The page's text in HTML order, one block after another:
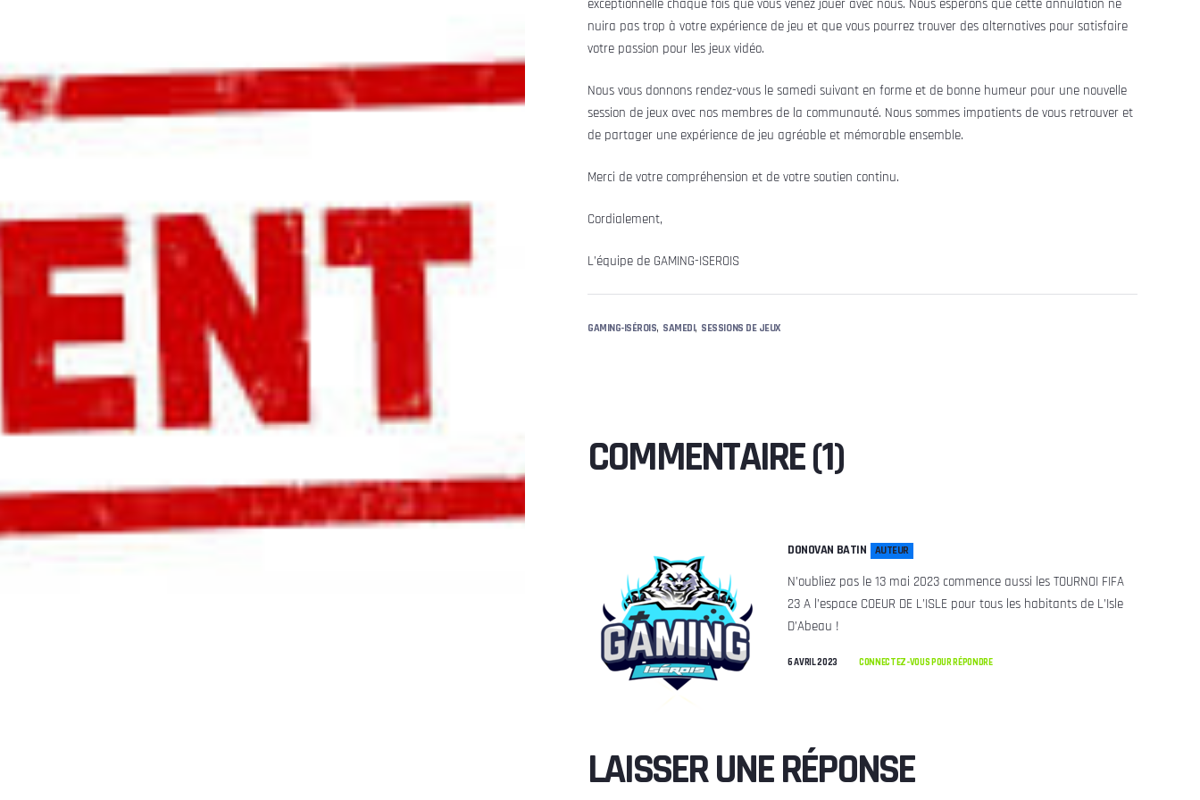
exceptionnelle chaque fois que vous venez jouer avec nous. Nous espérons que cette annulation ne
nuira pas trop à votre expérience de jeu et que vous pourrez trouver des alternatives pour satisfaire
votre passion pour les jeux vidéo.
Nous vous donnons rendez-vous le samedi suivant en forme et de bonne humeur pour une nouvelle
session de jeux avec nos membres de la communauté. Nous sommes impatients de vous retrouver et
de partager une expérience de jeu agréable et mémorable ensemble.
Merci de votre compréhension et de votre soutien continu.
Cordialement,
L’équipe de GAMING-ISEROIS
GAMING-ISÉROIS, SAMEDI, SESSIONS DE JEUX
COMMENTAIRE (1)
DONOVAN BATIN AUTEUR
N’oubliez pas le 13 mai 2023 commence aussi les TOURNOI FIFA
23 A l’espace COEUR DE L’ISLE pour tous les habitants de L’Isle
D’Abeau !
6 AVRIL 2023 CONNECTEZ-VOUS POUR RÉPONDRE
LAISSER UNE RÉPONSE